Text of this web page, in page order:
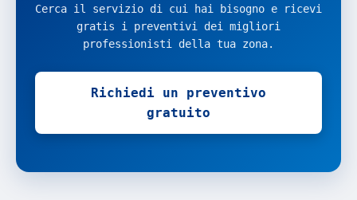
Cerca il servizio di cui hai bisogno e ricevi
gratis i preventivi dei migliori
professionisti della tua zona.
Richiedi un preventivo
gratuito